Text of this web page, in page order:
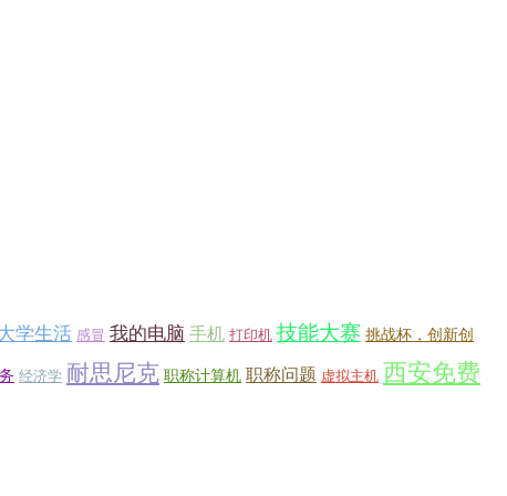
学生活 感冒 我的电脑 手机 打印机 技能大赛 挑战杯，创新创
经济学 耐思尼克 职称计算机 职称问题 虚拟主机 西安免费